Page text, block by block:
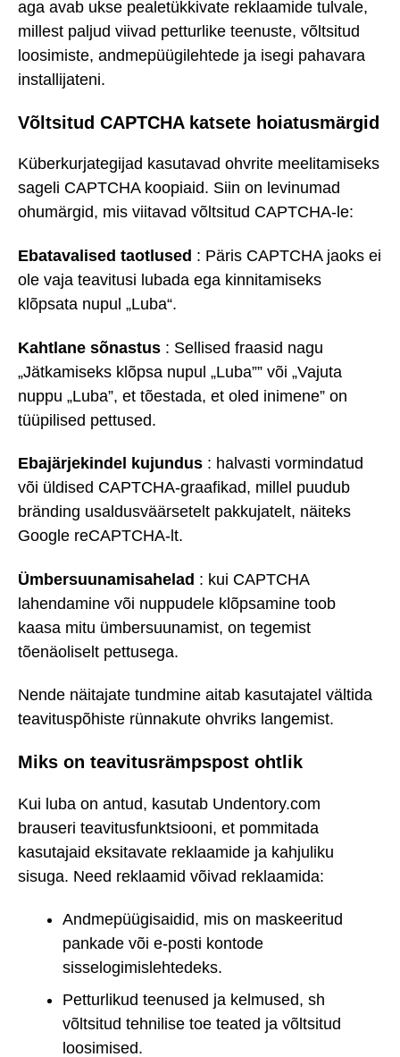
aga avab ukse pealetükkivate reklaamide tulvale,
millest paljud viivad petturlike teenuste, võltsitud
loosimiste, andmepüügilehtede ja isegi pahavara
installijateni.
Võltsitud CAPTCHA katsete hoiatusmärgid
Küberkurjategijad kasutavad ohvrite meelitamiseks
sageli CAPTCHA koopiaid. Siin on levinumad
ohumärgid, mis viitavad võltsitud CAPTCHA-le:
Ebatavalised taotlused : Päris CAPTCHA jaoks ei
ole vaja teavitusi lubada ega kinnitamiseks
klõpsata nupul „Luba“.
Kahtlane sõnastus : Sellised fraasid nagu
„Jätkamiseks klõpsa nupul „Luba”” või „Vajuta
nuppu „Luba”, et tõestada, et oled inimene” on
tüüpilised pettused.
Ebajärjekindel kujundus : halvasti vormindatud
või üldised CAPTCHA-graafikad, millel puudub
bränding usaldusväärsetelt pakkujatelt, näiteks
Google reCAPTCHA-lt.
Ümbersuunamisahelad : kui CAPTCHA
lahendamine või nuppudele klõpsamine toob
kaasa mitu ümbersuunamist, on tegemist
tõenäoliselt pettusega.
Nende näitajate tundmine aitab kasutajatel vältida
teavituspõhiste rünnakute ohvriks langemist.
Miks on teavitusrämpspost ohtlik
Kui luba on antud, kasutab Undentory.com
brauseri teavitusfunktsiooni, et pommitada
kasutajaid eksitavate reklaamide ja kahjuliku
sisuga. Need reklaamid võivad reklaamida:
Andmepüügisaidid, mis on maskeeritud
pankade või e-posti kontode
sisselogimislehtedeks.
Petturlikud teenused ja kelmused, sh
võltsitud tehnilise toe teated ja võltsitud
loosimised.